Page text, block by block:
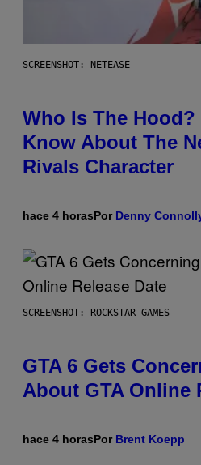
SCREENSHOT: NETEASE
Who Is The
Know About The
Rivals Character
hace 4 horasPor Denny
SCREENSHOT: ROCKSTAR GAMES
GTA 6 Gets
About GTA Online
hace 4 horasPor Brent Koepp